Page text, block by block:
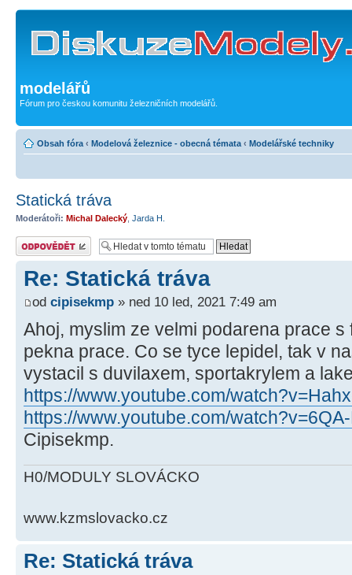
modelářů
Fórum pro českou komunitu železničních modelářů.
Obsah fóra ‹ Modelová železnice - obecná témata ‹ Modelářské techniky
Statická tráva
Moderátoři: Michal Dalecký Jarda H.
Odeslat odpověď
Re: Statická tráva
od cipisekmp » ned 10 led, 2021 7:49 am
Ahoj, myslim ze velmi podarena prace
pekna prace. Co se tyce lepidel, tak v
vystacil s duvilaxem, sportakrylem a
https://www.youtube.com/
https://www.youtube.com/
Cipisekmp.
H0/MODULY SLOVÁCKO
www.kzmslovacko.cz
Re: Statická tráva